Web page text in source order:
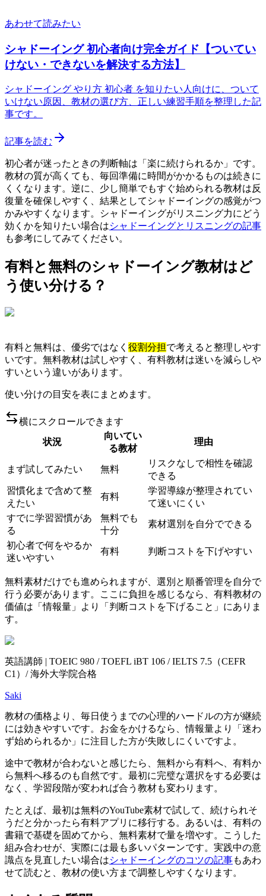
あわせて読みたい
シャドーイング 初心者向け完全ガイド【ついてい
けない・できないを解決する方法】
シャドーイング やり方 初心者 を知りたい人向けに、ついて
いけない原因、教材の選び方、正しい練習手順を整理した記
事です。
記事を読む
初心者が迷ったときの判断軸は「楽に続けられるか」です。
教材の質が高くても、毎回準備に時間がかかるものは続きに
くくなります。逆に、少し簡単でもすぐ始められる教材は反
復量を確保しやすく、結果としてシャドーイングの感覚がつ
かみやすくなります。シャドーイングがリスニング力にどう
効くかを知りたい場合はシャドーイングとリスニングの記事
も参考にしてみてください。
有料と無料のシャドーイング教材はど
う使い分ける？
有料と無料は、優劣ではなく 役割分担で考えると整理しやす
いです。無料教材は試しやすく、有料教材は迷いを減らしや
すいという違いがあります。
使い分けの目安を表にまとめます。
横にスクロールできます
状況
向いてい
る教材
理由
まず試してみたい 無料
リスクなしで相性を確認
できる
習慣化まで含めて整
えたい
有料
学習導線が整理されてい
て迷いにくい
すでに学習習慣があ
る
無料でも
十分
素材選別を自分でできる
初心者で何をやるか
迷いやすい
有料 判断コストを下げやすい
無料素材だけでも進められますが、選別と順番管理を自分で
行う必要があります。ここに負担を感じるなら、有料教材の
価値は「情報量」より「判断コストを下げること」にありま
す。
英語講師 | TOEIC 980 / TOEFL iBT 106 / IELTS 7.5（CEFR
C1）/ 海外大学院合格
Saki
教材の価格より、毎日使うまでの心理的ハードルの方が継続
には効きやすいです。お金をかけるなら、情報量より「迷わ
ず始められるか」に注目した方が失敗しにくいですよ。
途中で教材が合わないと感じたら、無料から有料へ、有料か
ら無料へ移るのも自然です。最初に完璧な選択をする必要は
なく、学習段階が変われば合う教材も変わります。
たとえば、最初は無料のYouTube素材で試して、続けられそ
うだと分かったら有料アプリに移行する。あるいは、有料の
書籍で基礎を固めてから、無料素材で量を増やす。こうした
組み合わせが、実際には最も多いパターンです。実践中の意
識点を見直したい場合はシャドーイングのコツの記事もあわ
せて読むと、教材の使い方まで調整しやすくなります。